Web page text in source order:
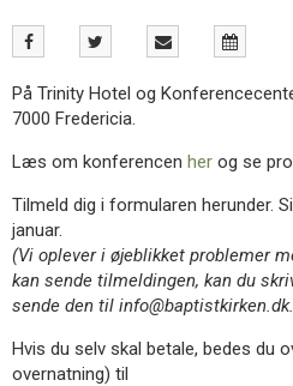
Inspiration
13.0:
Værktøjskassen
14.0:
Mission
15.0:
Om
16.0:
Kontakt
På Trinity Hotel og
7000 Fredericia.
Læs om konferencen her og se
Tilmeld dig i formularen herunder.
januar.
(Vi oplever i øjeblikket problemer
kan sende tilmeldingen, kan du
sende den til
Hvis du selv skal betale, bedes du
overnatning) til